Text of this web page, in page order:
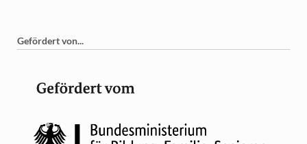
Gefördert von...